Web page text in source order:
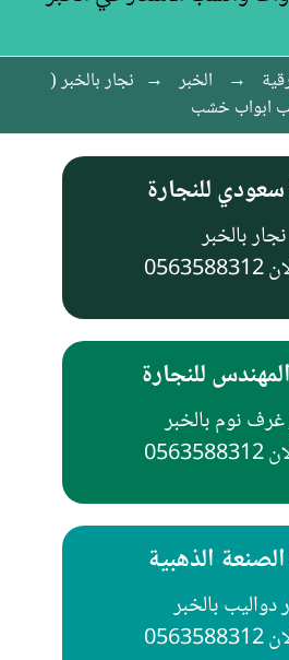
→ الخبر → نجار بالخبر (
للنجارة
نجار بالخبر
للنجارة
نوم بالخبر
الذهبية
دواليب بالخبر